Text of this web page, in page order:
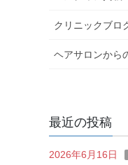
クリニックブロ
ヘアサロンから
最近の投稿
2026年6月16日